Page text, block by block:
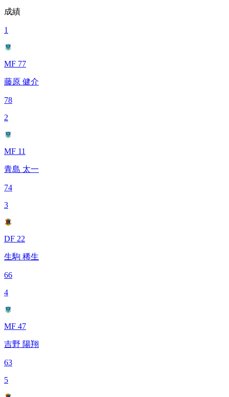
成績
1
MF 77
藤原 健介
78
2
MF 11
青島 太一
74
3
DF 22
生駒 稀生
66
4
MF 47
吉野 陽翔
63
5